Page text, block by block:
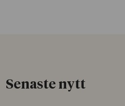
Senaste nytt